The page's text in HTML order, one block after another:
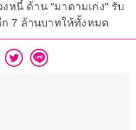
หนี้ ด้าน "มาดามเก่ง" รับ
7 ล้านบาทให้ทั้งหมด